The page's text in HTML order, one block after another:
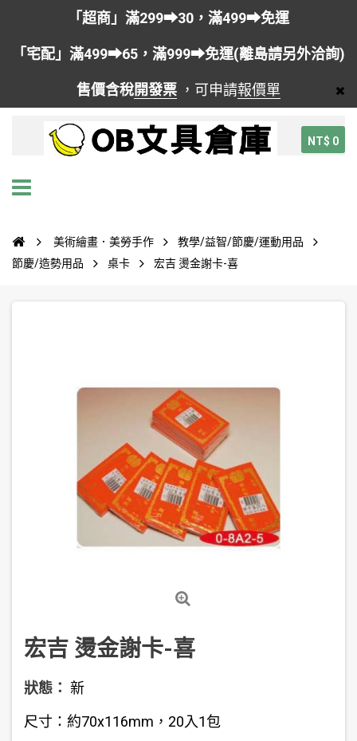
「超商」滿299➡30，滿499➡免運
「宅配」滿499➡65，滿999➡免運(離島請另外洽詢)
售價含稅開發票 ，可申請報價單
NT$ 0
美術繪畫．美勞手作
教學/益智/節慶/運動用品
節慶/造勢用品
桌卡 宏吉 燙金謝卡-喜
宏吉 燙金謝卡-喜
狀態： 新
尺寸：約70x116mm，20入1包